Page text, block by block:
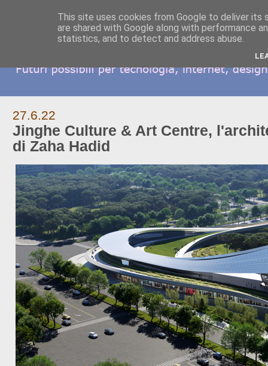
27.6.22
Jinghe Culture & Art Centre,
di Zaha Hadid
This site uses cookies from Google to deliver its
are shared with Google along with performance
statistics, and to detect and address abuse.